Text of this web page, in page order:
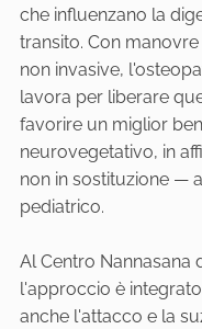
che influenzano la
transito. Con
non invasive,
lavora per liberare
favorire un miglior
neurovegetativo, in
non in sostituzione —
pediatrico.
Al Centro Nannasana
l'approccio è
anche l'attacco e la